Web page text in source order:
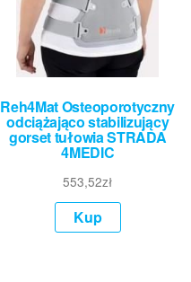
Reh4Mat Osteoporotyczny
odciążająco stabilizujący
gorset tułowia STRADA
4MEDIC
553,52zł
Kup